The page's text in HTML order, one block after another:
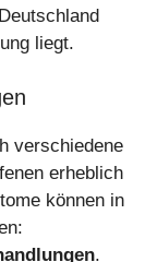
liegt.
verschiedene
erheblich
können in
.